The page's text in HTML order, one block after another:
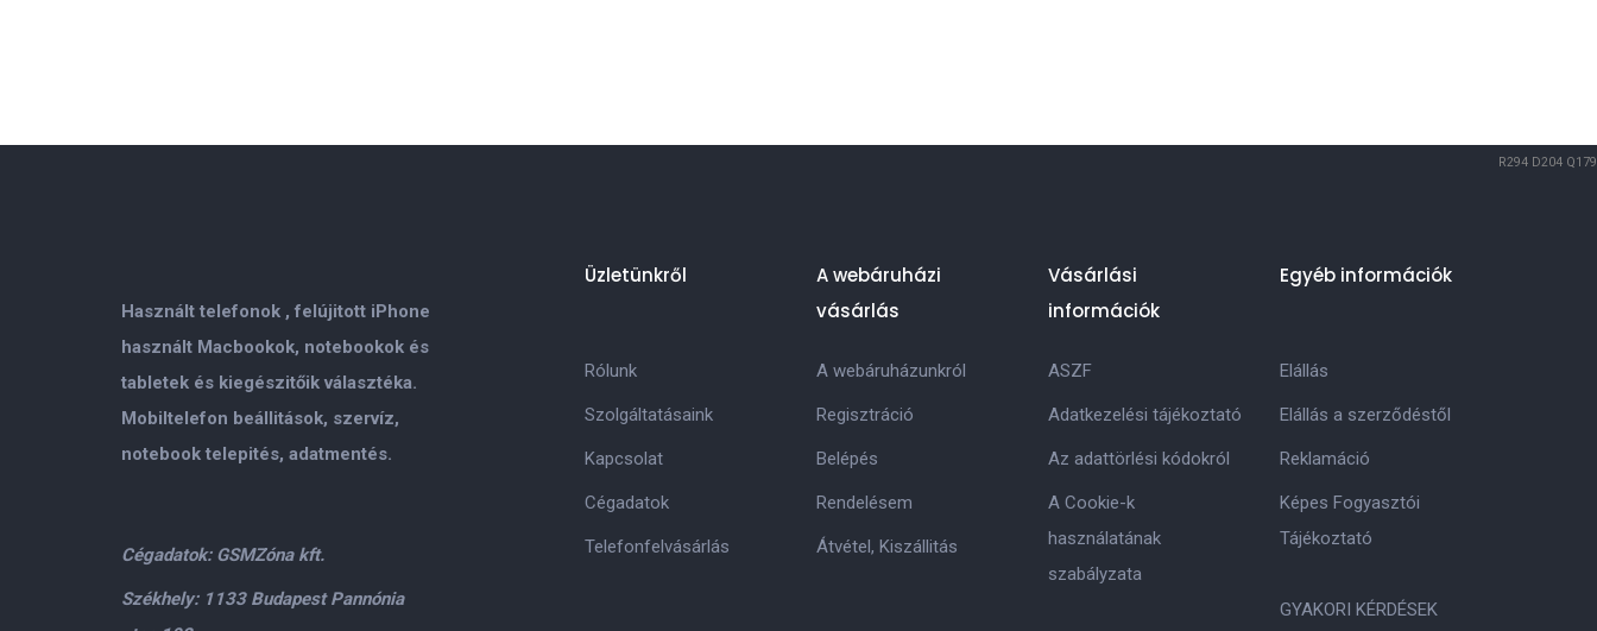
R294 D204 Q179
Használt telefonok , felújitott iPhone
használt Macbookok, notebookok és
tabletek és kiegészitőik választéka.
Mobiltelefon beállitások, szervíz,
notebook telepités, adatmentés.
Cégadatok: GSMZóna kft.
Székhely: 1133 Budapest Pannónia
Üzletünkről
Rólunk
Szolgáltatásaink
Kapcsolat
Cégadatok
Telefonfelvásárlás
A webáruházi
vásárlás
A webáruházunkról
Regisztráció
Belépés
Rendelésem
Átvétel, Kiszállitás
Vásárlási
információk
ASZF
Adatkezelési tájékoztató
Az adattörlési kódokról
A Cookie-k
használatának
szabályzata
Egyéb információk
Elállás
Elállás a szerződéstől
Reklamáció
Képes Fogyasztói
Tájékoztató
GYAKORI KÉRDÉSEK